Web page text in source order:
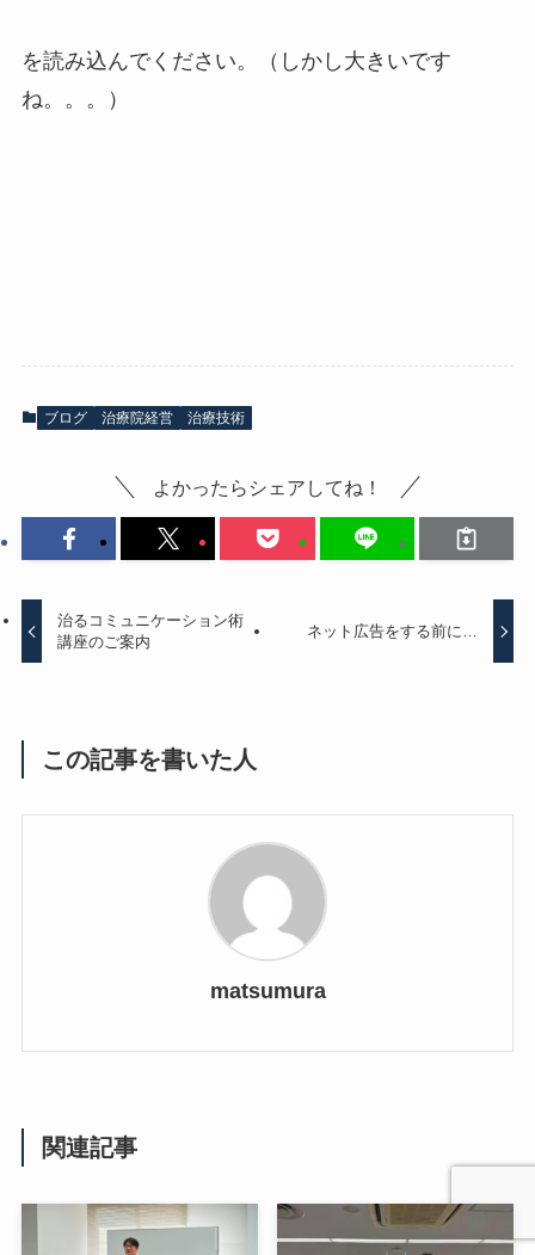
を読み込んでください。（しかし大きいです
ね。。。）
ブログ 治療院経営 治療技術
よかったらシェアしてね！
治るコミュニケーション術
講座のご案内
ネット広告をする前に…
この記事を書いた人
matsumura
関連記事